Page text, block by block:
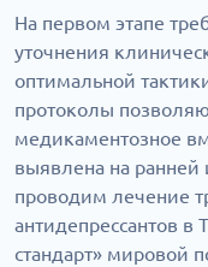
На первом этапе
уточнения
оптимальной
протоколы
медикаментозное
выявлена на
проводим лечение
антидепрессантов в
стандарт» мировой